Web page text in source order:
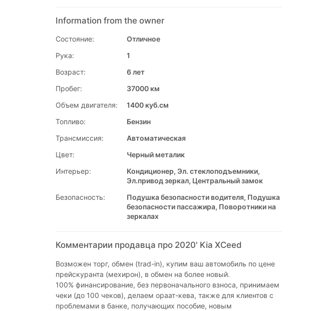
Information from the owner
Состояние:
Отличное
Рука:
1
Возраст:
6 лет
Пробег:
37000 км
Объем двигателя:
1400 куб.см
Топливо:
Бензин
Трансмиссия:
Автоматическая
Цвет:
Черный металик
Интерьер:
Кондиционер, Эл. стеклоподъемники,
Эл.привод зеркал, Центральный замок
Безопасность:
Подушка безопасности водителя, Подушка
безопасности пассажира, Поворотники на
зеркалах
Комментарии продавца про 2020' Kia XCeed
Возможен торг, обмен (trad-in), купим ваш автомобиль по цене
прейскуранта (мехирон), в обмен на более новый.
100% финансирование, без первоначального взноса, принимаем
чеки (до 100 чеков), делаем ораат-кева, также для клиентов с
проблемами в банке, получающих пособие, новым